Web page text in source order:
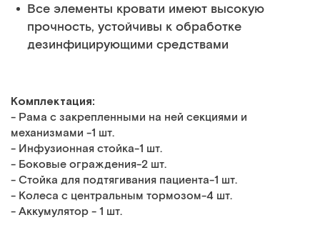
Все элементы кровати имеют высокую
прочность, устойчивы к обработке
дезинфицирующими средствами
Комплектация:
- Рама с закрепленными на ней секциями и
механизмами -1 шт.
- Инфузионная стойка-1 шт.
- Боковые ограждения-2 шт.
- Стойка для подтягивания пациента-1 шт.
- Колеса с центральным тормозом-4 шт.
- Аккумулятор - 1 шт.